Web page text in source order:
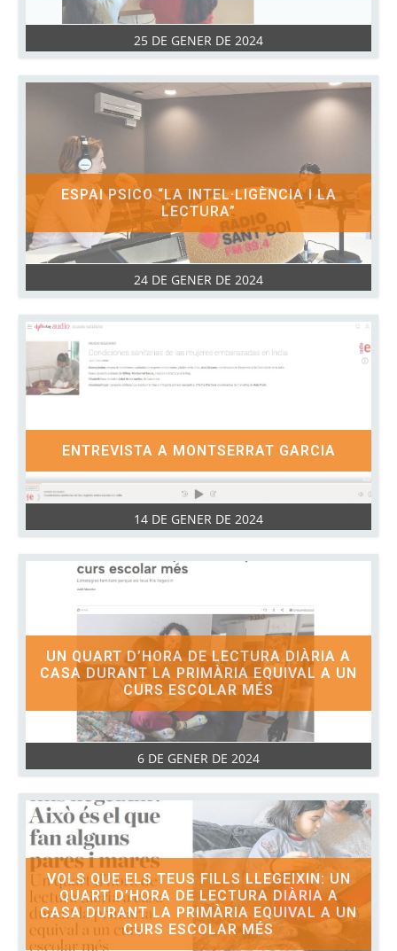
25 DE GENER DE 2024
24 DE GENER DE 2024
ESPAI PSICO “LA INTEL·LIGÈNCIA I LA
LECTURA”
14 DE GENER DE 2024
ENTREVISTA A MONTSERRAT GARCIA
6 DE GENER DE 2024
UN QUART D’HORA DE LECTURA DIÀRIA A
CASA DURANT LA PRIMÀRIA EQUIVAL A UN
CURS ESCOLAR MÉS
VOLS QUE ELS TEUS FILLS LLEGEIXIN: UN
QUART D’HORA DE LECTURA DIÀRIA A
CASA DURANT LA PRIMÀRIA EQUIVAL A UN
CURS ESCOLAR MÉS